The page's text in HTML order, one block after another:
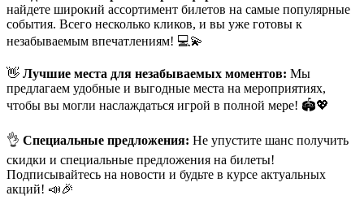
найдете широкий ассортимент билетов на самые популярные
события. Всего несколько кликов, и вы уже готовы к
незабываемым впечатлениям! 💻💫
👋 Лучшие места для незабываемых моментов: Мы
предлагаем удобные и выгодные места на мероприятиях,
чтобы вы могли наслаждаться игрой в полной мере! 🏟💖
👌 Специальные предложения: Не упустите шанс получить
скидки и специальные предложения на билеты!
Подписывайтесь на новости и будьте в курсе актуальных
акций! 📣🎉